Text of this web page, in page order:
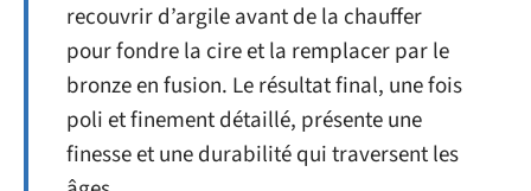
recouvrir d’argile avant de la chauffer
pour fondre la cire et la remplacer par le
bronze en fusion. Le résultat final, une fois
poli et finement détaillé, présente une
finesse et une durabilité qui traversent les